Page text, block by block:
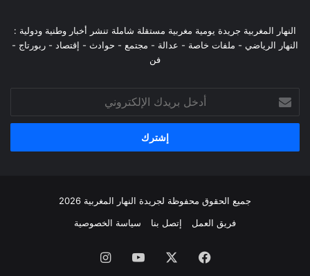
النهار المغربية جريدة يومية مغربية مستقلة شاملة تنشر أخبار وطنية ودولية :
النهار الرياضي - ملفات خاصة - عدالة - مجتمع - حوادث - إقتصاد - ربورتاج -
فن
بريدك
الإلكتروني
جميع الحقوق محفوظة لجريدة النهار المغربية 2026
فريق العمل
إتصل بنا سياسة الخصوصية
فيسبوك ‫YouTube